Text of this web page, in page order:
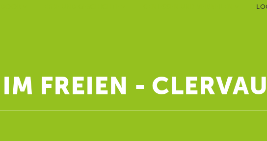
FREIEN -